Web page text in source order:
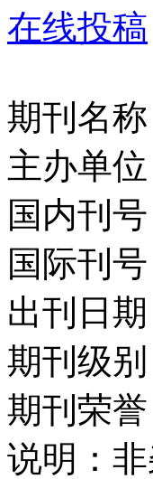
在线投稿
期刊名
主办单
国内刊
国际刊
出刊日期
期刊级别
期刊荣
说明：